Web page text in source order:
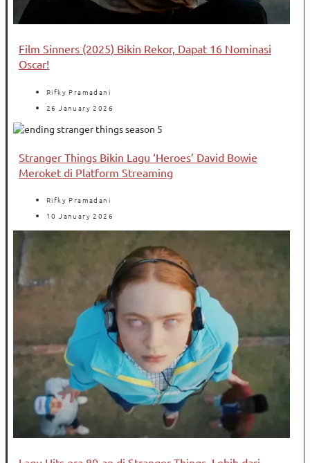
Film Sinners (2025) Bikin Rekor, Dapat 16 Nominasi
Oscar!
Rifky Pramadani
26 January 2026
Stranger Things Bikin Lagu ‘Heroes’ David Bowie
Meroket di Platform Streaming
Rifky Pramadani
10 January 2026